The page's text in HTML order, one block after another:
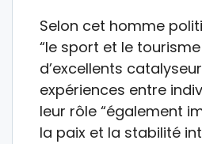
Selon cet homme
“le sport et le
d’excellents
expériences entre
leur rôle “également
la paix et la stabilité